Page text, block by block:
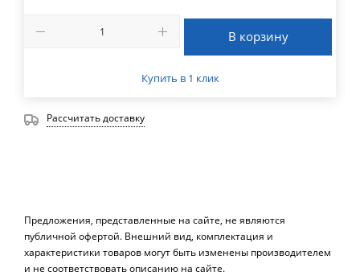
В корзину
Купить в 1 клик
Рассчитать доставку
Предложения, представленные на сайте, не являются
публичной офертой. Внешний вид, комплектация и
характеристики товаров могут быть изменены производителем
и не соответствовать описанию на сайте.